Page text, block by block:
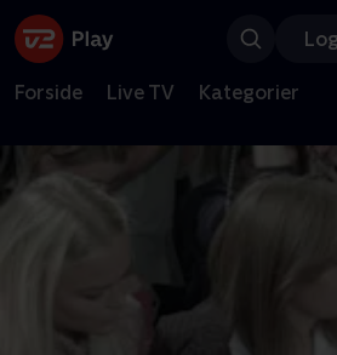
Forside Live TV Kategorier